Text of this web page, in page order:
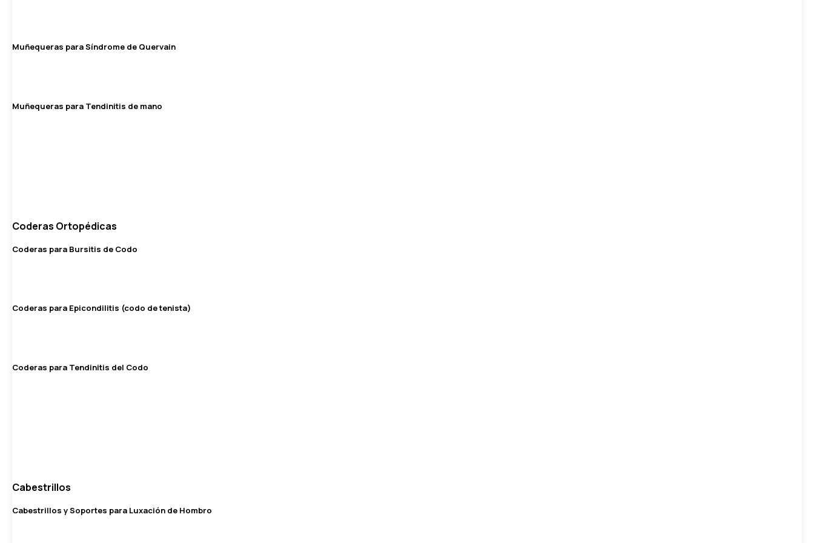
Muñequeras para Síndrome de Quervain
Muñequeras para Tendinitis de mano
Coderas Ortopédicas
Coderas para Bursitis de Codo
Coderas para Epicondilitis (codo de tenista)
Coderas para Tendinitis del Codo
Cabestrillos
Cabestrillos y Soportes para Luxación de Hombro